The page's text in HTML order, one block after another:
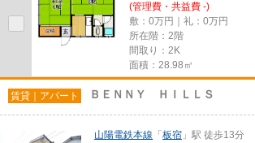
(管理費・共益費 -)
敷：0万円｜礼：0万円
所在階：2階
間取り：2K
面積：28.98㎡
賃貸｜アパート ＢＥＮＮＹ ＨＩＬＬＳ
山陽電鉄本線 「 板宿 」駅 徒歩13分